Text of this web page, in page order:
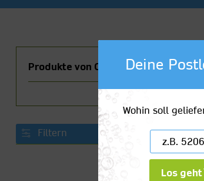
Produkte von Coca-Cola
Filtern
Deine
Wohin soll
Los